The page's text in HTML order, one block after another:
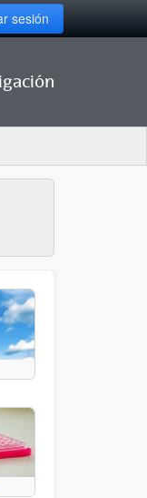
sesión